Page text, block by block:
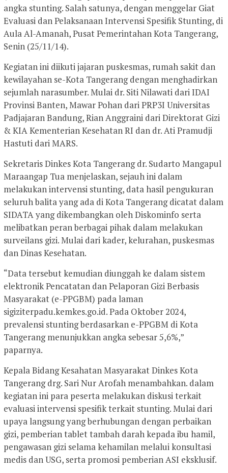
angka stunting. Salah satunya, dengan menggelar Giat
Evaluasi dan Pelaksanaan Intervensi Spesifik Stunting, di
Aula Al-Amanah, Pusat Pemerintahan Kota Tangerang,
Senin (25/11/14).
Kegiatan ini diikuti jajaran puskesmas, rumah sakit dan
kewilayahan se-Kota Tangerang dengan menghadirkan
sejumlah narasumber. Mulai dr. Siti Nilawati dari IDAI
Provinsi Banten, Mawar Pohan dari PRP3I Universitas
Padjajaran Bandung, Rian Anggraini dari Direktorat Gizi
& KIA Kementerian Kesehatan RI dan dr. Ati Pramudji
Hastuti dari MARS.
Sekretaris Dinkes Kota Tangerang dr. Sudarto Mangapul
Maraangap Tua menjelaskan, sejauh ini dalam
melakukan intervensi stunting, data hasil pengukuran
seluruh balita yang ada di Kota Tangerang dicatat dalam
SIDATA yang dikembangkan oleh Diskominfo serta
melibatkan peran berbagai pihak dalam melakukan
surveilans gizi. Mulai dari kader, kelurahan, puskesmas
dan Dinas Kesehatan.
“Data tersebut kemudian diunggah ke dalam sistem
elektronik Pencatatan dan Pelaporan Gizi Berbasis
Masyarakat (e-PPGBM) pada laman
sigiziterpadu.kemkes.go.id. Pada Oktober 2024,
prevalensi stunting berdasarkan e-PPGBM di Kota
Tangerang menunjukkan angka sebesar 5,6%,”
paparnya.
Kepala Bidang Kesahatan Masyarakat Dinkes Kota
Tangerang drg. Sari Nur Arofah menambahkan. dalam
kegiatan ini para peserta melakukan diskusi terkait
evaluasi intervensi spesifik terkait stunting. Mulai dari
upaya langsung yang berhubungan dengan perbaikan
gizi, pemberian tablet tambah darah kepada ibu hamil,
pengawasan gizi selama kehamilan melalui konsultasi
medis dan USG, serta promosi pemberian ASI eksklusif.